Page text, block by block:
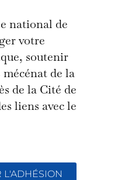
national de
votre
soutenir
de la
de la Cité de
liens avec le
L'ADHÉSION